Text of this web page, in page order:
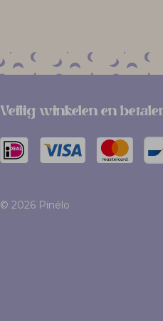
Veilig winkelen en
© 2026 Pinélo